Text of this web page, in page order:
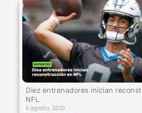
Diez entrenadores inician
NFL
6 agosto, 2026